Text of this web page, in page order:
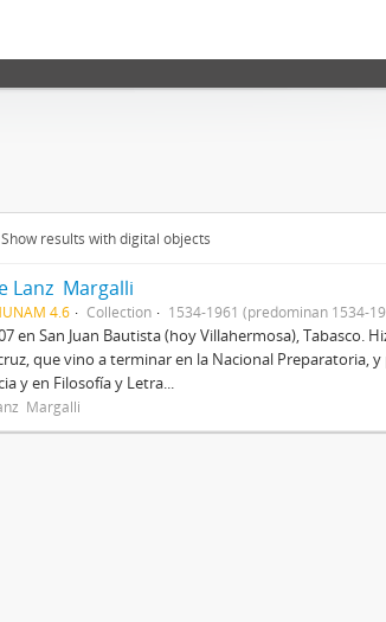
Show results with digital objects
Lanz Margalli
4.6 Collection 1534-1961 (predominan 1534-
en San Juan Bautista (hoy Villahermosa), Tabasco.
que vino a terminar en la Nacional Preparatoria,
y en Filosofía y Letra...
Margalli